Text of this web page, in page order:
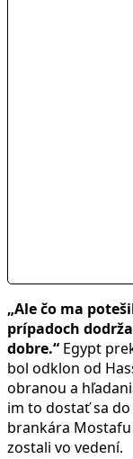
„Ale čo ma
prípadoch
dobre.“ Egypt
bol odklon od
obranou a
im to dostať sa
brankára Mostafu
zostali vo vedení.